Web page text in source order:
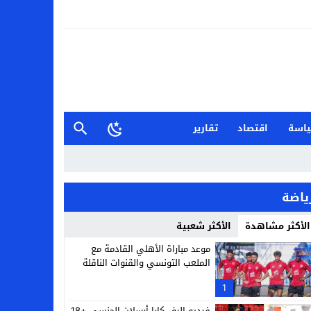
اقتصاد
تقارير
الأكثر مشاهدة الأكثر شعبية
1
موعد مباراة الأهلي القادمة مع
الملعب التونسي والقنوات الناقلة